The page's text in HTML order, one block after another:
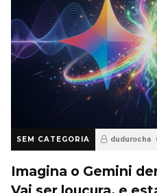
SEM CATEGORIA dudurocha
Imagina o Gemini